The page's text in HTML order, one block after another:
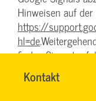
Kontakt
Name*
SVG-
Wiki
Hinweisen auf
https://
hl=de
finden Sie unter
https://
hl=de